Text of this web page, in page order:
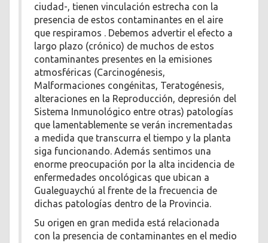
ciudad-, tienen vinculación estrecha con la
presencia de estos contaminantes en el aire
que respiramos . Debemos advertir el efecto a
largo plazo (crónico) de muchos de estos
contaminantes presentes en la emisiones
atmosféricas (Carcinogénesis,
Malformaciones congénitas, Teratogénesis,
alteraciones en la Reproducción, depresión del
Sistema Inmunológico entre otras) patologías
que lamentablemente se verán incrementadas
a medida que transcurra el tiempo y la planta
siga funcionando. Además sentimos una
enorme preocupación por la alta incidencia de
enfermedades oncológicas que ubican a
Gualeguaychú al frente de la frecuencia de
dichas patologías dentro de la Provincia.
Su origen en gran medida está relacionada
con la presencia de contaminantes en el medio